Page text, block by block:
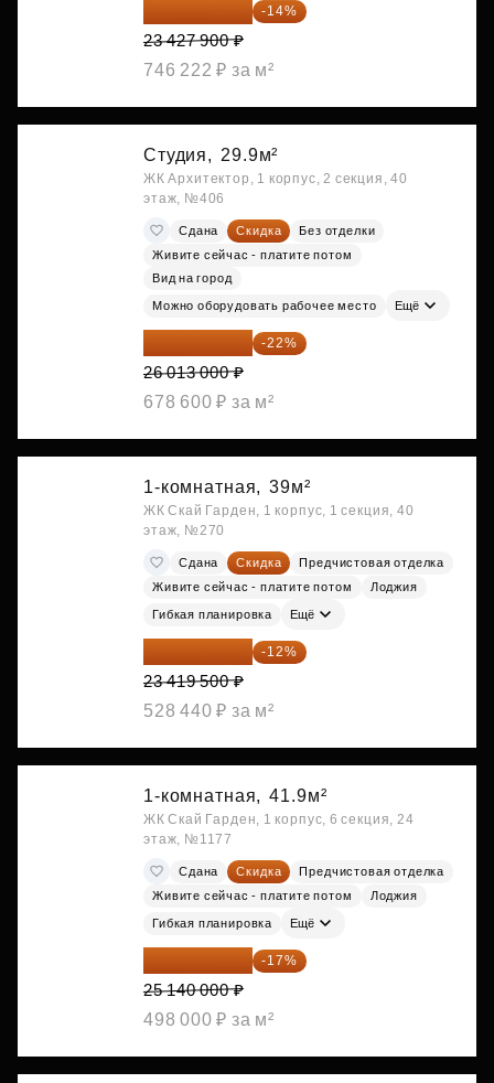
20 147 994 ₽ -14%
23 427 900 ₽
746 222 ₽ за м²
Студия, 29.9м²
ЖК Архитектор, 1 корпус, 2 секция, 40
этаж, №406
Сдана Скидка
Без отделки
Живите сейчас - платите потом
Вид на город
Можно оборудовать рабочее место Ещё
20 290 140 ₽ -22%
26 013 000 ₽
678 600 ₽ за м²
1-комнатная, 39м²
ЖК Скай Гарден, 1 корпус, 1 секция, 40
этаж, №270
Сдана Скидка
Предчистовая отделка
Живите сейчас - платите потом
Лоджия
Гибкая планировка Ещё
20 609 160 ₽ -12%
23 419 500 ₽
528 440 ₽ за м²
1-комнатная, 41.9м²
ЖК Скай Гарден, 1 корпус, 6 секция, 24
этаж, №1177
Сдана Скидка
Предчистовая отделка
Живите сейчас - платите потом
Лоджия
Гибкая планировка Ещё
20 866 200 ₽ -17%
25 140 000 ₽
498 000 ₽ за м²